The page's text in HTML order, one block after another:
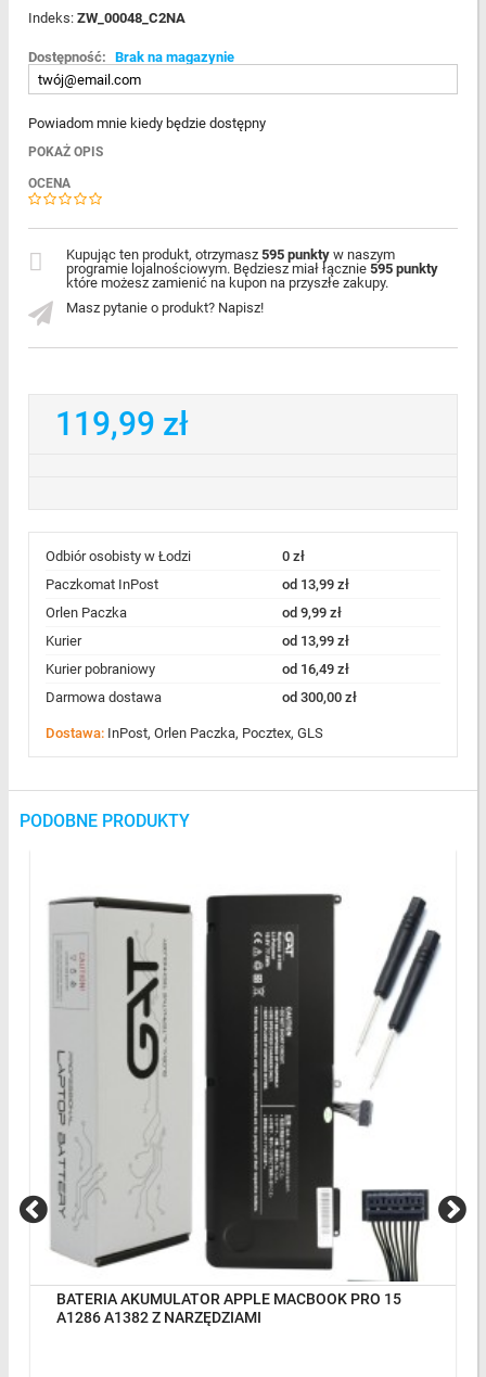
Indeks: ZW_00048_C2NA
Dostępność: Brak na magazynie
Powiadom mnie kiedy będzie dostępny
POKAŻ OPIS
OCENA
Masz pytanie o produkt? Napisz!
Kupując ten produkt, otrzymasz 595 punkty w naszym
programie lojalnościowym. Będziesz miał łącznie 595 punkty
które możesz zamienić na kupon na przyszłe zakupy.
119,99 zł
Odbiór osobisty w Łodzi
0 zł
Paczkomat InPost
od 13,99 zł
Orlen Paczka
od 9,99 zł
Kurier
od 13,99 zł
Kurier pobraniowy
od 16,49 zł
Darmowa dostawa
od 300,00 zł
Dostawa: InPost, Orlen Paczka, Pocztex, GLS
PODOBNE PRODUKTY
BATERIA AKUMULATOR APPLE MACBOOK PRO 15
A1286 A1382 Z NARZĘDZIAMI